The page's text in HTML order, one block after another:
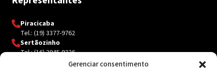
Gerenciar consentimento
Piracicaba
Tel.: (19) 3377-9762
Sertãozinho
Tel.: (16) 3945-9326